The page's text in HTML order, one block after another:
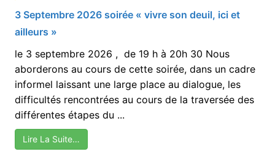
3 Septembre 2026 soirée « vivre son deuil, ici et
ailleurs »
le 3 septembre 2026 , de 19 h à 20h 30 Nous
aborderons au cours de cette soirée, dans un cadre
informel laissant une large place au dialogue, les
difficultés rencontrées au cours de la traversée des
différentes étapes du ...
Lire La Suite…